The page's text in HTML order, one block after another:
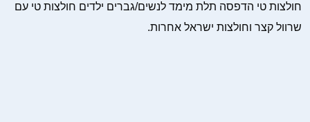
חולצות טי הדפסה תלת מימד לנשים/גברים ילדים חולצות טי עם
שרוול קצר וחולצות ישראל אחרות.